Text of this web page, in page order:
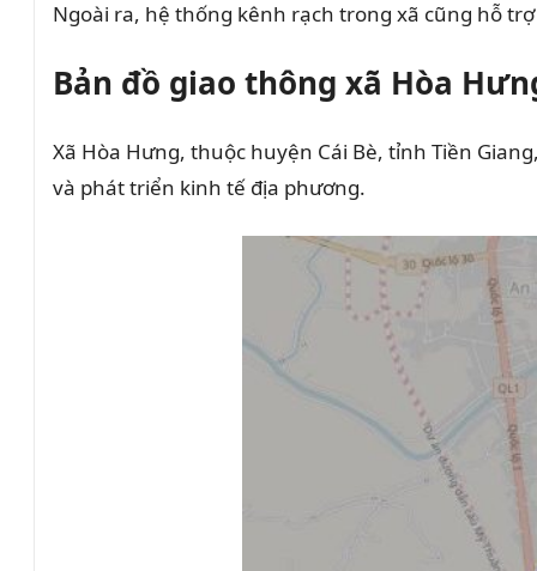
Ngoài ra, hệ thống kênh rạch trong xã cũng hỗ
Bản đồ giao thông xã Hòa
Xã Hòa Hưng, thuộc huyện Cái Bè, tỉnh Tiền
và phát triển kinh tế địa phương.